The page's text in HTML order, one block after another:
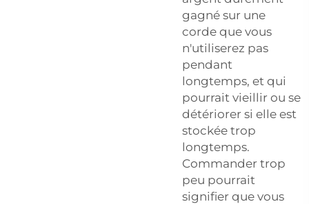
gagné sur une
corde que vous
n'utiliserez pas
pendant
longtemps, et qui
pourrait vieillir ou se
détériorer si elle est
stockée trop
longtemps.
Commander trop
peu pourrait
signifier que vous